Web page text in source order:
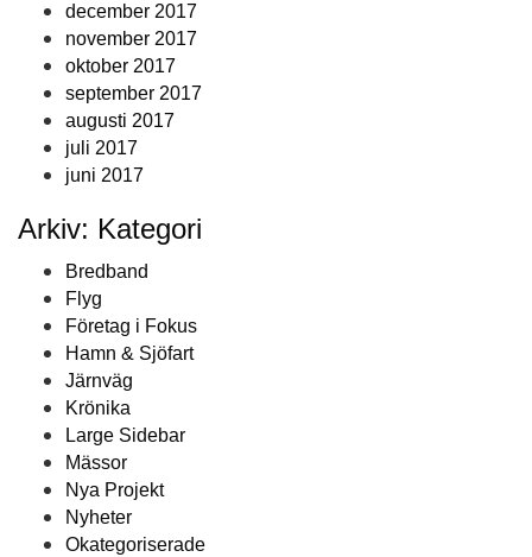
december 2017
november 2017
oktober 2017
september 2017
augusti 2017
juli 2017
juni 2017
Arkiv: Kategori
Bredband
Flyg
Företag i Fokus
Hamn & Sjöfart
Järnväg
Krönika
Large Sidebar
Mässor
Nya Projekt
Nyheter
Okategoriserade